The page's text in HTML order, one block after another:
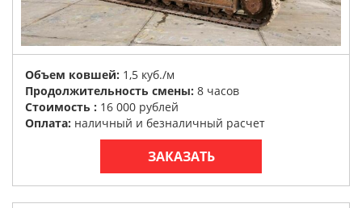
Объем ковшей: 1,5 куб./м
Продолжительность смены: 8 часов
Стоимость : 16 000 рублей
Оплата: наличный и безналичный расчет
ЗАКАЗАТЬ